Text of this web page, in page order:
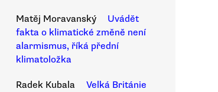
Matěj Moravanský
Uvádět
fakta o klimatické změně není
alarmismus, říká přední
klimatoložka
Radek Kubala
Velká Británie